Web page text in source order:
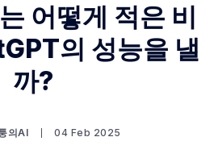
어떻게 적은 비
의 성능을 낼
까?
의AI 04 Feb 2025